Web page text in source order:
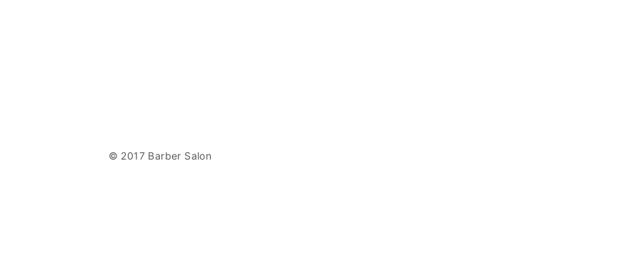
© 2017 Barber Salon